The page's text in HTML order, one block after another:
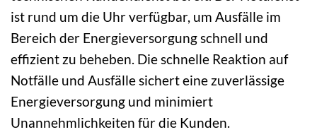
ist rund um die Uhr verfügbar, um Ausfälle im
Bereich der Energieversorgung schnell und
effizient zu beheben. Die schnelle Reaktion auf
Notfälle und Ausfälle sichert eine zuverlässige
Energieversorgung und minimiert
Unannehmlichkeiten für die Kunden.